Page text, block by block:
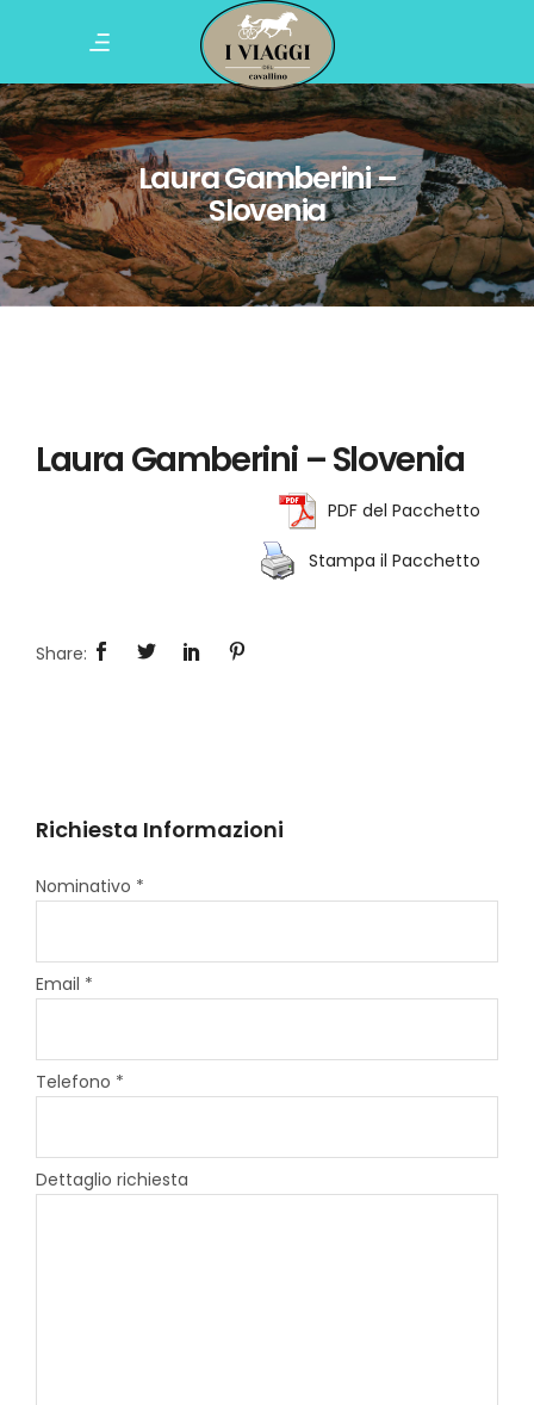
Laura Gamberini –
Slovenia
Laura Gamberini – Slovenia
PDF del Pacchetto
Stampa il Pacchetto
Richiesta Informazioni
Nominativo *
Email *
Telefono *
Dettaglio richiesta